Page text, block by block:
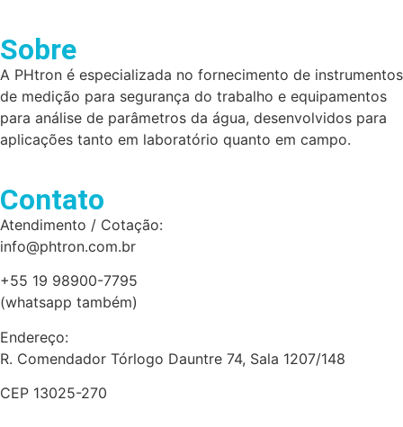
Sobre
A PHtron é especializada no fornecimento de instrumentos
de medição para segurança do trabalho e equipamentos
para análise de parâmetros da água, desenvolvidos para
aplicações tanto em laboratório quanto em campo.
Contato
Atendimento / Cotação:
info@phtron.com.br
+55 19 98900-7795
(whatsapp também)
Endereço:
R. Comendador Tórlogo Dauntre 74, Sala 1207/148
CEP 13025-270